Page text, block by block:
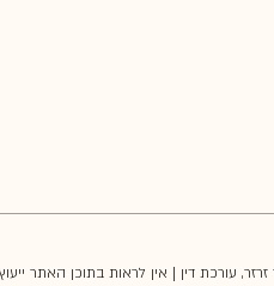
זרזר, עורכת דין | אין לראות בתוכן האתר